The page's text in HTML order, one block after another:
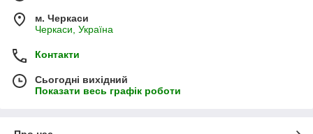
м. Черкаси
Черкаси, Україна
Контакти
Сьогодні вихідний
Показати весь графік роботи